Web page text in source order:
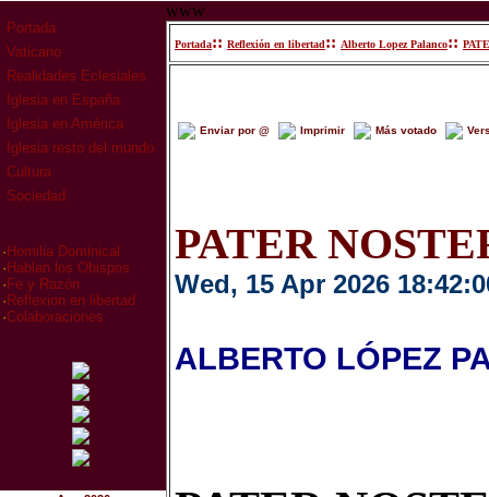
Portada
Vaticano
Realidades Eclesiales
Iglesia en España
Iglesia en América
Iglesia resto del mundo
Cultura
Sociedad
· Homilia Dominical
· Hablan los Obispos
· Fe y Razón
· Reflexion en libertad
·Colaboraciones
www
Portada:: Reflexión en libertad:: Alberto Lopez Palanco::
Enviar por @ Imprimir Más votado
PATER
Wed, 15 Apr 2026
ALBERTO LÓPEZ